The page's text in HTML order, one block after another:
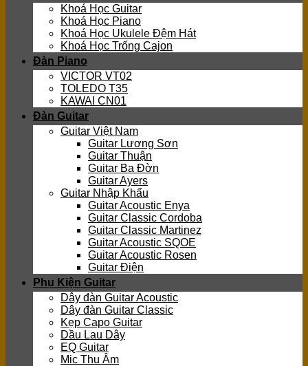
Khoá Học Guitar
Khoá Học Piano
Khoá Học Ukulele Đệm Hát
Khoá Học Trống Cajon
Đàn Piano
VICTOR VT02
TOLEDO T35
KAWAI CN01
Đàn Guitar
Guitar Việt Nam
Guitar Lương Sơn
Guitar Thuận
Guitar Ba Đờn
Guitar Ayers
Guitar Nhập Khẩu
Guitar Acoustic Enya
Guitar Classic Cordoba
Guitar Classic Martinez
Guitar Acoustic SQOE
Guitar Acoustic Rosen
Guitar Điện
Phụ Kiện Guitar
Dây đàn Guitar Acoustic
Dây đàn Guitar Classic
Kẹp Capo Guitar
Dầu Lau Dây
EQ Guitar
Mic Thu Âm